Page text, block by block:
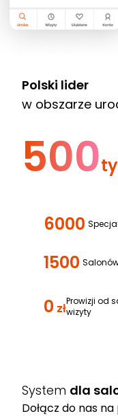
Polski lider
w obszarze
500
6000
1500
0 złProwizji od
wizyty
System dla
Dołącz do nas